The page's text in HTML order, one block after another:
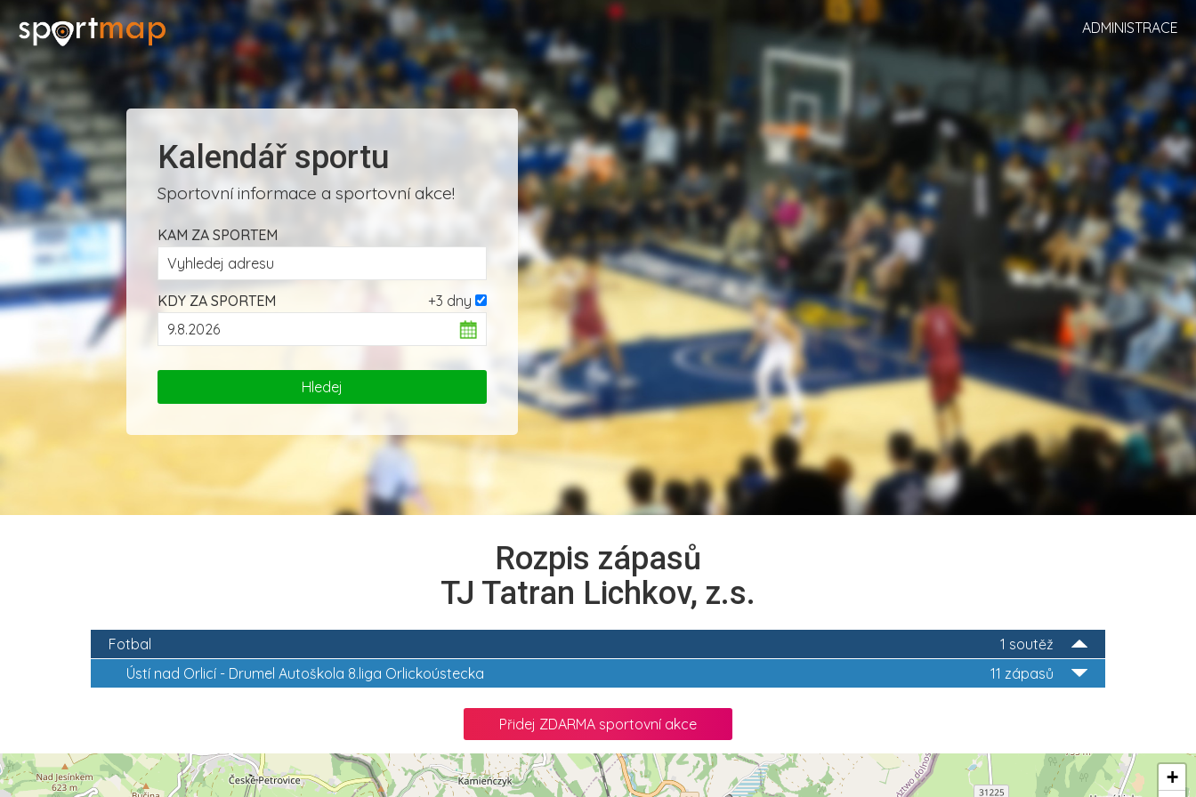
ADMINISTRACE
Kalendář sportu
Sportovní informace a sportovní akce!
KAM ZA SPORTEM
+3 dny
KDY ZA SPORTEM
Rozpis zápasů
TJ Tatran Lichkov, z.s.
1 soutěž
Fotbal
11 zápasů
Ústí nad Orlicí - Drumel Autoškola 8.liga Orlickoústecka
Přidej ZDARMA sportovní akce
+